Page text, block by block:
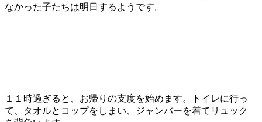
なかった子たちは明日するようです。
１１時過ぎると、お帰りの支度を始めます。トイレに行っ
て、タオルとコップをしまい、ジャンバーを着てリュック